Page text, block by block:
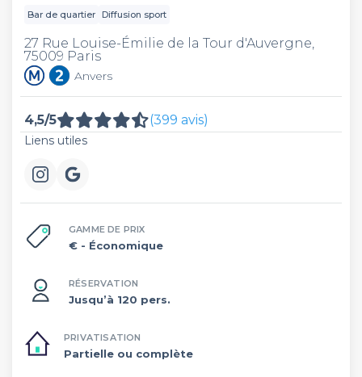
Bar de quartier Diffusion sport
27 Rue Louise-Émilie de la Tour d'Auvergne,
75009 Paris
Anvers
4,5/5 (399 avis)
Liens utiles
GAMME DE PRIX
€ - Économique
RÉSERVATION
Jusqu’à 120 pers.
PRIVATISATION
Partielle ou complète